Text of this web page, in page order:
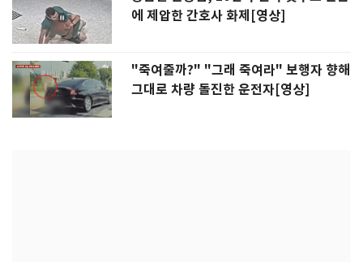
에 제압한 간호사 화제[영상]
"죽여줄까?" "그래 죽여라" 보행자 향해
그대로 차량 돌진한 운전자[영상]